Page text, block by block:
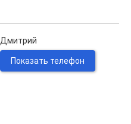
Дмитрий
Показать телефон